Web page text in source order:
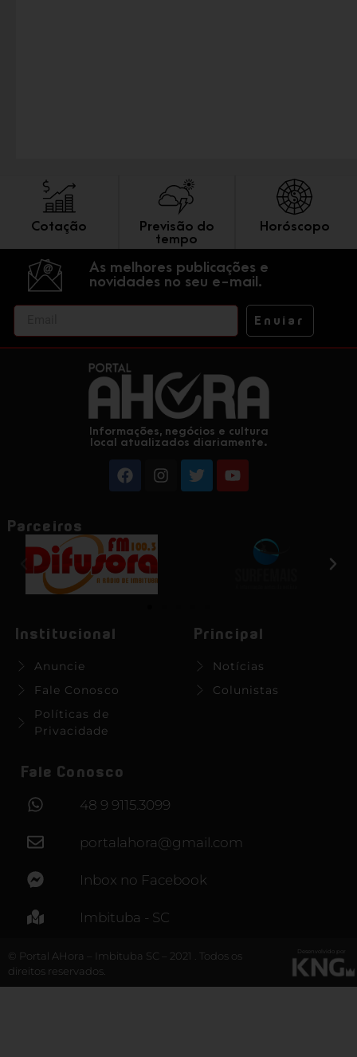
Cotação
Previsão do
tempo
Horóscopo
As melhores publicações e
novidades no seu e-mail.
Enviar
Informações, negócios e cultura
local atualizados diariamente.
Parceiros
Institucional
Anuncie
Fale Conosco
Políticas de
Privacidade
Principal
Notícias
Colunistas
Fale Conosco
48 9 9115.3099
portalahora@gmail.com
Inbox no Facebook
Imbituba - SC
© Portal AHora – Imbituba SC – 2021 . Todos os
direitos reservados.
Desenvolvido por